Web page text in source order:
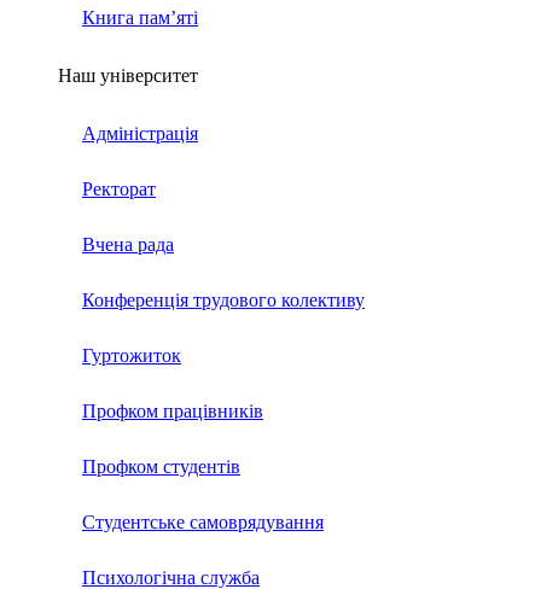
Книга пам’яті
Наш університет
Адміністрація
Ректорат
Вчена рада
Конференція трудового колективу
Гуртожиток
Профком працівників
Профком студентів
Студентське самоврядування
Психологічна служба